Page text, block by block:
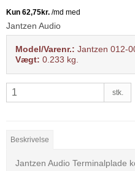
Jantzen Audio
Model/Varenr.: Jantzen 012-
Vægt: 0.233 kg.
stk.
Beskrivelse
Jantzen Audio Terminalplade